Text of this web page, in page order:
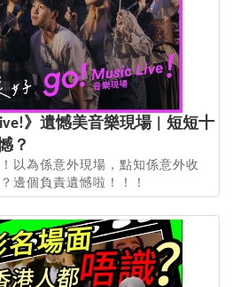
》遺憾美音樂現場 | 短短十
？
以為係意外現場，點知係意外收
邊個負責遺憾啦！！！